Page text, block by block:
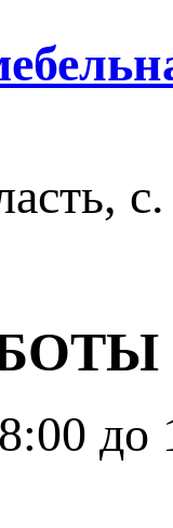
до